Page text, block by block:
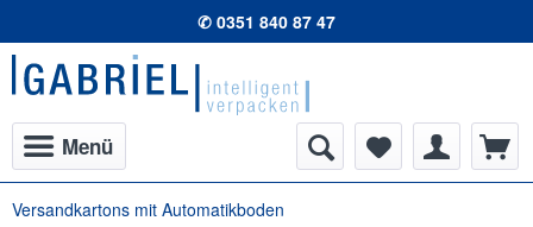
✆ 0351 840 87 47
Menü
Versandkartons mit Automatikboden